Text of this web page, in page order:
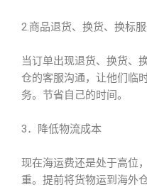
2.商品退货、换货、换标
当订单出现退货、换货、
仓的客服沟通，让他们临
务。节省自己的时间。
3．降低物流成本
现在海运费还是处于高位
重。提前将货物运到海外